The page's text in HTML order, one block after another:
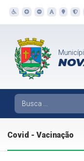
Covid - Vacinação